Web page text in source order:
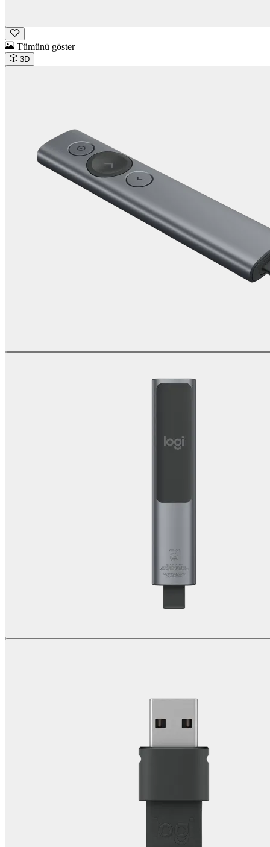
Tümünü göster
3D